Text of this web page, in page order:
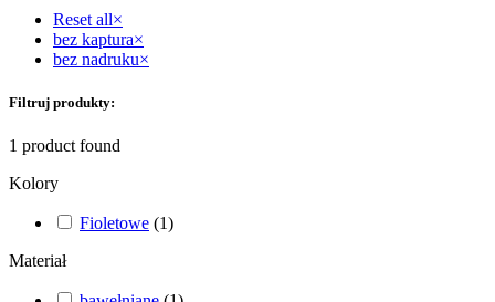
Reset all×
bez kaptura×
bez nadruku×
Filtruj produkty:
1 product found
Kolory
Fioletowe (1)
Materiał